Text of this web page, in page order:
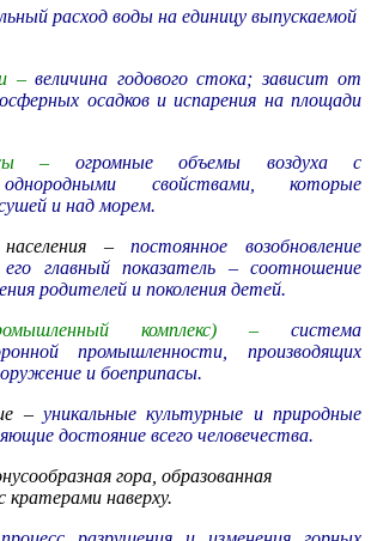
расход воды на единицу выпускаемой
– величина годового стока; зависит от
осадков и испарения на площади
–
огромные объемы воздуха с
свойствами, которые
и над морем.
–
постоянное возобновление
главный показатель – соотношение
родителей и поколения детей.
комплекс) –
система
промышленности, производящих
и боеприпасы.
– уникальные культурные и природные
достояние всего человечества.
гора, образованная
кратерами наверху.